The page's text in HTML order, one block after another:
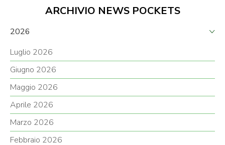
ARCHIVIO NEWS POCKETS
2026
Luglio 2026
Giugno 2026
Maggio 2026
Aprile 2026
Marzo 2026
Febbraio 2026